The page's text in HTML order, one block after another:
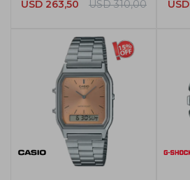
USD 263,50 USD 310,00 USD